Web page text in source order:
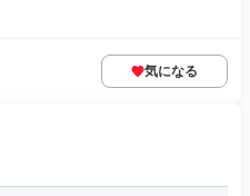
気になる